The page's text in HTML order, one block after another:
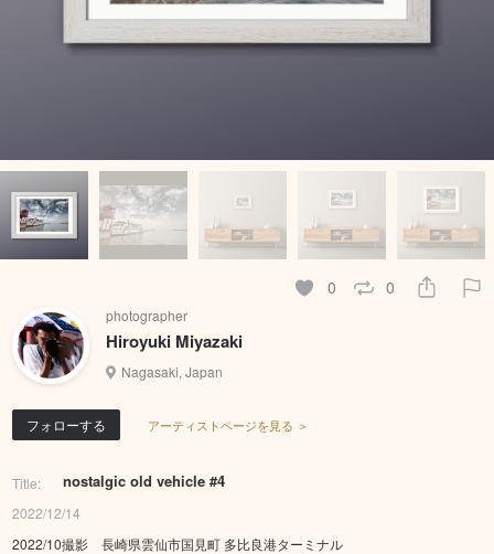
0 0
photographer
Hiroyuki Miyazaki
Nagasaki, Japan
フォローする アーティストページを見る ＞
Title: nostalgic old vehicle #4
2022/12/14
2022/10撮影 長崎県雲仙市国見町 多比良港ターミナル